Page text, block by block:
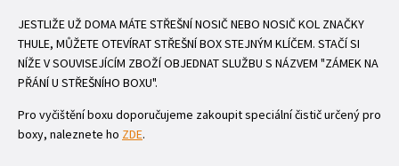
JESTLIŽE UŽ DOMA MÁTE STŘEŠNÍ NOSIČ NEBO NOSIČ KOL ZNAČKY
THULE, MŮŽETE OTEVÍRAT STŘEŠNÍ BOX STEJNÝM KLÍČEM. STAČÍ SI
NÍŽE V SOUVISEJÍCÍM ZBOŽÍ OBJEDNAT SLUŽBU S NÁZVEM "ZÁMEK NA
PŘÁNÍ U STŘEŠNÍHO BOXU".
Pro vyčištění boxu doporučujeme zakoupit speciální čistič určený pro
boxy, naleznete ho ZDE.